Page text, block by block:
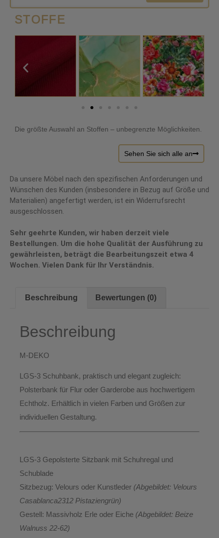
STOFFE
Die größte Auswahl an Stoffen – unbegrenzte Möglichkeiten.
Sehen Sie sich alle an
Da unsere Möbel nach den spezifischen Anforderungen und
Wünschen des Kunden (insbesondere in Bezug auf Größe und
Materialien) angefertigt werden, ist ein Widerrufsrecht
ausgeschlossen.
Sehr geehrte Kunden, wir haben derzeit viele
Bestellungen. Um die hohe Qualität der Ausführung zu
gewährleisten, beträgt die Bearbeitungszeit etwa 4
Wochen. Vielen Dank für Ihr Verständnis.
Beschreibung Bewertungen (0)
Beschreibung
M-DEKO
LGS-3 Schuhbank, praktisch und elegant zugleich:
Polsterbank für Flur oder Garderobe aus hochwertigem
Echtholz. Erhältlich in vielen Farben und Größen zur
individuellen Gestaltung.
LGS-3 Gepolsterte Sitzbank mit Schuhregal und
Schublade
Sitzbezug: Velours oder Kunstleder (Abgebildet: Velours
Casablanca2312 Pistaziengrün)
Gestell: Massivholz Erle oder Eiche (Abgebildet: Beize
Walnuss 22-62)